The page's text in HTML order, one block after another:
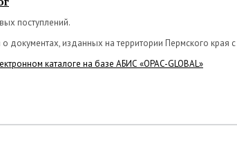
поступлений.
документах, изданных на территории Пермского края с
каталоге на базе АБИС «OPAC-GLOBAL»